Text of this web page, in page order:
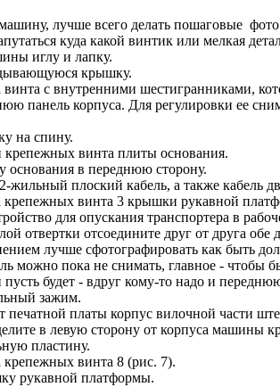
машину, лучше всего делать пошаговые
куда какой винтик или мелкая
иглу и лапку.
крышку.
с внутренними шестигранниками,
панель корпуса. Для регулировки ее
на спину.
винта плиты основания.
основания в переднюю сторону.
плоский кабель, а также кабель
винта 3 крышки рукавной
для опускания транспортера в
отвертки отсоедините друг от друга обе
лучше сфотографировать как быть
можно пока не снимать, главное - чтобы
будет - вдруг кому-то надо и
зажим.
платы корпус вилочной части
в левую сторону от корпуса машины
пластину.
винта 8 (рис. 7).
рукавной платформы.